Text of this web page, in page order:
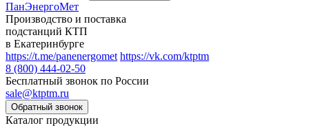
ПанЭнергоМет
Производство и поставка
подстанций КТП
в Екатеринбурге
https://t.me/panenergomet https://vk.com/ktptm
8 (800) 444-02-50
Бесплатный звонок по России
sale@ktptm.ru
Каталог продукции